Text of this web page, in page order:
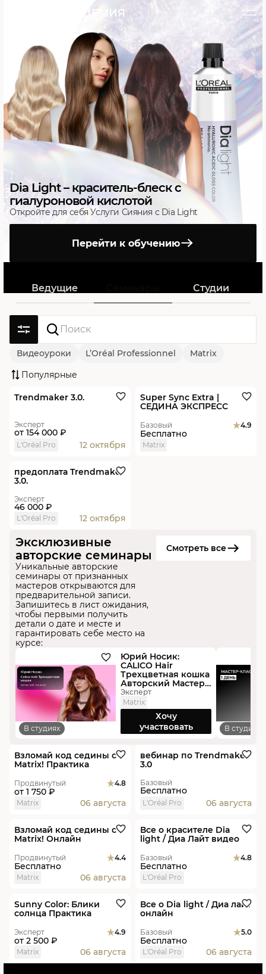
L’ORÉAL АКАДЕМИЯ
Dia Light – краситель-блеск с
гиалуроновой кислотой
Откройте для себя Услуги Сияния с Dia Light
Перейти к обучению
Ведущие Студии
Видеоуроки L’Oréal Professionnel
Matrix
Окрашивание
Укладки
Уход и стайлинг
Популярные
В студиях Новинка
Trendmaker 3.0.
Эксперт
от 154 000 ₽
L'Oréal Pro 12 октября
Super Sync Extra |
СЕДИНА ЭКСПРЕСС
Базовый 4.9
Бесплатно
Matrix
Новинка
предоплата Trendmaker
3.0.
Эксперт
46 000 ₽
L'Oréal Pro 12 октября
Эксклюзивные
авторские семинары
Уникальные авторские
семинары от признанных
мастеров открываются для
предварительной записи.
Запишитесь в лист ожидания,
чтобы первыми получить
детали о дате и месте и
гарантировать себе место на
курсе:
Смотреть все
В студиях
Юрий Носик:
CALICO Hair
Трехцветная кошка
Авторский Мастер-
класс Практика
Эксперт
Matrix
Хочу
участвовать
В студиях
В студиях Пакет
Взломай код седины с
Matrix​! Практика
Продвинутый 4.8
от 1 750 ₽
Matrix 06 августа
Онлайн Новинка
вебинар по Trendmaker
3.0
Базовый
Бесплатно
L'Oréal Pro 06 августа
Взломай код седины с
Matrix​! Онлайн
Продвинутый 4.4
Бесплатно
Matrix 06 августа
Новинка
Все о красителе Dia
light / Диа Лайт видео
Базовый 4.8
Бесплатно
L'Oréal Pro
Скидка Пакет
Sunny Color: Блики
солнца Практика
Эксперт 4.9
от 2 500 ₽
Matrix 06 августа
Все о Dia light / Диа лайт
онлайн
Базовый 5.0
Бесплатно
L'Oréal Pro 06 августа